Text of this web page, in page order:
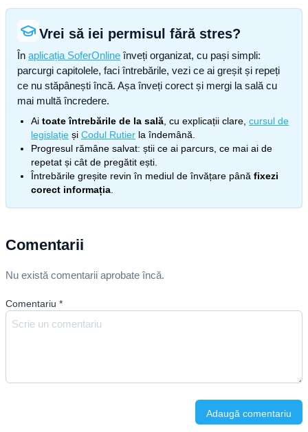
Vrei să iei permisul fără stres?
În aplicația SoferOnline înveți organizat, cu pași simpli:
parcurgi capitolele, faci întrebările, vezi ce ai greșit și repeți
ce nu stăpânești încă. Așa înveți corect și mergi la sală cu
mai multă încredere.
Ai toate întrebările de la sală , cu explicații clare, cursul de
legislație și Codul Rutier la îndemână.
Progresul rămâne salvat: știi ce ai parcurs, ce mai ai de
repetat și cât de pregătit ești.
Întrebările greșite revin în mediul de învățare până fixezi
corect informația
Comentarii
Nu există comentarii aprobate încă.
Comentariu *
Adaugă comentariu